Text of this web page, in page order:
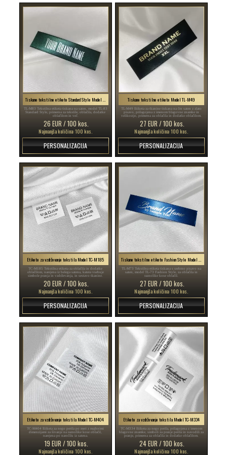
Tiskane tekstilne etikete Standard Style Model TL-M83
TL-M83 Tekstilna etiketa tiskana na saten, model TL-83
Standard Style, primerna za tekstile, oblačila, dodatke
oblačilom in več.
26 EUR / 100 kos.
Najmanjša količina: 100 kos.
PERSONALIZACIJA
Tiskane tekstilne etikete Model TL-M49
TL-M49 Etiketa za tkanine tiskana na črn saten z zlato
pisavo, prilagojena z imenom blagovne znamke in
velikostjo, primerna za oblačila in dodatke oblačilom.
27 EUR / 100 kos.
Najmanjša količina: 100 kos.
PERSONALIZACIJA
Etikete za vzdrževanje tekstila Model TC-M185
TC-M185 Tekstilna etiketa za oblačila in dodatke
oblačilom, narejena iz belega satena, katera vsebuje
simbole pranja in vzdrževanja, in sestavo tkanine.
20 EUR / 100 kos.
Najmanjša količina: 100 kos.
PERSONALIZACIJA
TL-M73 Tekstilna etiketa tiskana s srebrno pisavo na
saten, model TL-73 Fashion Style, za oblačila in
raznolike kose oblačil.
27 EUR / 100 kos.
Najmanjša količina: 100 kos.
PERSONALIZACIJA
Etikete za vzdrževanje tekstila Model TC-M404
TC-M404 Etiketa za nego perila po meri z majhnimi
dimenzijami za šivanje na raznolike kose oblačil,
narejena po naročilu iz satena.
19 EUR / 100 kos.
Najmanjša količina: 100 kos.
Etikete za vzdrževanje tekstila Model TC-M334
TC-M334 Etiketa za nego perila, prilagojena z imenom
blagovne znamke, simboli za pranje perila in navodili za
pranje, primerna za oblačila in dodatke oblačilom.
24 EUR / 100 kos.
Najmanjša količina: 100 kos.